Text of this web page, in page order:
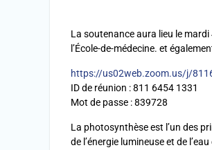
La soutenance aura lieu le
l’École-de-médecine. et
https://us02web.zoom.us/j/
ID de réunion : 811 6454 1331
Mot de passe : 839728
La photosynthèse est l’un des
de l’énergie lumineuse et de